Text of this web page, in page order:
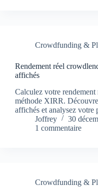
Crowdfunding &
Rendement réel
affichés
Calculez votre
méthode XIRR.
affichés et analysez votre
Joffrey
30
1 commentaire
Crowdfunding &